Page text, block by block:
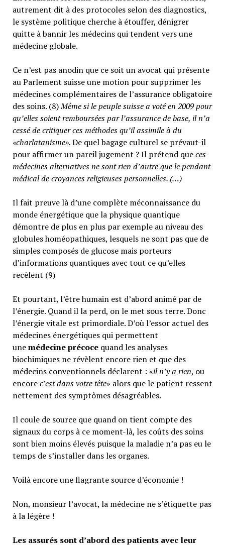
autrement dit à des protocoles selon des diagnostics,
le système politique cherche à étouffer, dénigrer
quitte à bannir les médecins qui tendent vers une
médecine globale.
Ce n’est pas anodin que ce soit un avocat qui présente
au Parlement suisse une motion pour supprimer les
médecines complémentaires de l’assurance obligatoire
des soins. (8)Même si le peuple suisse a voté en 2009 pour
qu’elles soient remboursées par l’assurance de base, il n’a
cessé de critiquer ces méthodes qu’il assimile à du
«charlatanisme».De quel bagage culturel se prévaut-il
pour affirmer un pareil jugement ? Il prétend queces
médecines alternatives ne sont rien d’autre que le pendant
médical de croyances religieuses personnelles. (…)
Il fait preuve là d’une complète méconnaissance du
monde énergétique que la physique quantique
démontre de plus en plus par exemple au niveau des
globules homéopathiques, lesquels ne sont pas que de
simples composés de glucose mais porteurs
d’informations quantiques avec tout ce qu’elles
recèlent (9)
Et pourtant, l’être humain est d’abord animé par de
l’énergie. Quand il la perd, on le met sous terre. Donc
l’énergie vitale est primordiale. D’où l’essor actuel des
médecines énergétiques qui permettent
unemédecine précoce quand les analyses
biochimiques ne révèlent encore rien et que des
médecins conventionnels déclarent : «il n’y a rien, ou
encorec’est dans votre tête» alors que le patient ressent
nettement des symptômes désagréables.
Il coule de source que quand on tient compte des
signaux du corps à ce moment-là, les coûts des soins
sont bien moins élevés puisque la maladie n’a pas eu le
temps de s’installer dans les organes.
Voilà encore une flagrante source d’économie !
Non, monsieur l’avocat, la médecine ne s’étiquette pas
à la légère !
Les assurés sont d’abord des patients avec leur